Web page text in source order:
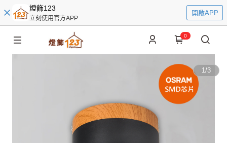
燈飾123
立刻使用官方APP
開啟APP
0
1/3